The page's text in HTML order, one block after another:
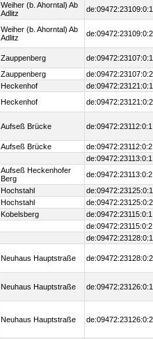
Weiher (b. Ahorntal) Ab
Adlitz
de:09472:23109:0:1
Weiher (b. Ahorntal) Ab
Adlitz
de:09472:23109:0:2
Zauppenberg
de:09472:23107:0:1
Zauppenberg
de:09472:23107:0:2
Heckenhof
de:09472:23121:0:1
Heckenhof
de:09472:23121:0:2
Aufseß Brücke de:09472:23112:0:1
Aufseß Brücke de:09472:23112:0:2
de:09472:23113:0:1
Aufseß Heckenhofer
Berg
de:09472:23113:0:2
Hochstahl
de:09472:23125:0:1
Hochstahl
de:09472:23125:0:2
Kobelsberg
de:09472:23115:0:1
de:09472:23115:0:2
de:09472:23128:0:1
Neuhaus Hauptstraße de:09472:23128:0:2
Neuhaus Hauptstraße de:09472:23126:0:1
Neuhaus Hauptstraße de:09472:23126:0:2